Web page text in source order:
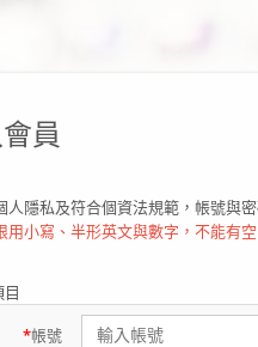
員
人隱私及符合個資法規範，帳號與
用小寫、半形英文與數字，不能有
*帳號